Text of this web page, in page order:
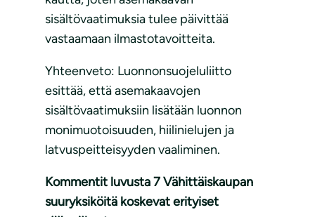
sisältövaatimuksia tulee päivittää
vastaamaan ilmastotavoitteita.
Yhteenveto: Luonnonsuojeluliitto
esittää, että asemakaavojen
sisältövaatimuksiin lisätään luonnon
monimuotoisuuden, hiilinielujen ja
latvuspeitteisyyden vaaliminen.
Kommentit luvusta 7 Vähittäiskaupan
suuryksiköitä koskevat erityiset